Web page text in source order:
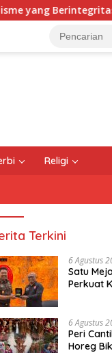
Peri
Religi
Terkini
6 Agustus
Satu
Perkuat
6 Agustus
Peri
Horeg